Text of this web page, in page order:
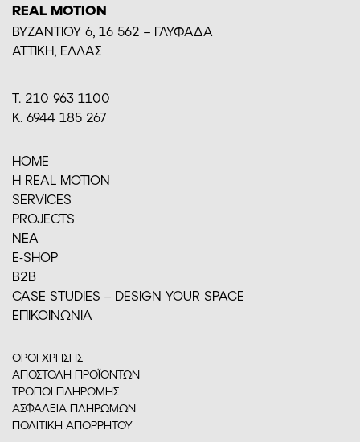
REAL MOTION
BYZANTIOY 6, 16 562 – ΓΛΥΦΑΔΑ
ΑΤΤΙΚΗ, ΕΛΛΑΣ
Τ. 210 963 1100
Κ. 6944 185 267
HOME
H REAL MOTION
SERVICES
PROJECTS
ΝΕΑ
E-SHOP
Β2Β
CASE STUDIES – DESIGN YOUR SPACE
ΕΠΙΚΟΙΝΩΝΙΑ
ΟΡΟΙ ΧΡΗΣΗΣ
ΑΠΟΣΤΟΛΗ ΠΡΟΪΟΝΤΩΝ
ΤΡΟΠΟΙ ΠΛΗΡΩΜΗΣ
ΑΣΦΑΛΕΙΑ ΠΛΗΡΩΜΩΝ
ΠΟΛΙΤΙΚΗ ΑΠΟΡΡΗΤΟΥ